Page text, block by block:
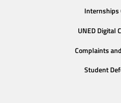
Internships
UNED Digital
Complaints
Student